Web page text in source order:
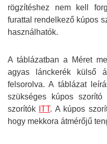
rögzítéshez nem kell
furattal rendelkező kúpos
használhatók.
A táblázatban a Méret
agyas lánckerék külső
felsorolva. A táblázat
szükséges kúpos
szorítók ITT. A kúpos
hogy mekkora átmérőjű